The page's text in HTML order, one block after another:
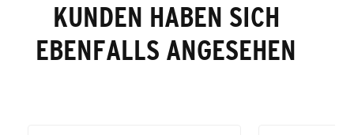
KUNDEN HABEN SICH
EBENFALLS ANGESEHEN